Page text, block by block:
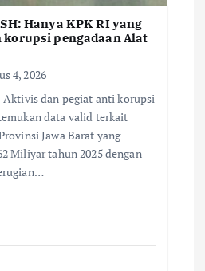
Hanya KPK RI yang
pengadaan Alat
4, 2026
Aktivis dan pegiat anti korupsi
data valid terkait
Jawa Barat yang
Miliyar tahun 2025 dengan